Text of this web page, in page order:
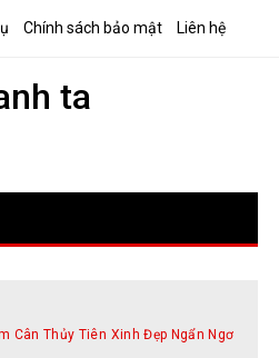
Chính sách bảo mật Liên hệ
ta
Cân Thủy Tiên Xinh Đẹp Ngẩn Ngơ